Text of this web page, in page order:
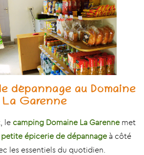
dépannage au Domaine
La Garenne
le camping Domaine La Garennemet
petite épicerie de dépannageà côté
les essentiels du quotidien.